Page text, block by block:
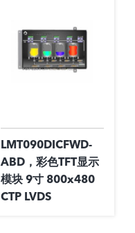
LMT090DICFWD-
ABD，彩色TFT显示
模块 9寸 800x480
CTP LVDS